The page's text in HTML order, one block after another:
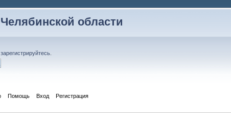
области
зарегистрируйтесь
Помощь Вход Регистрация